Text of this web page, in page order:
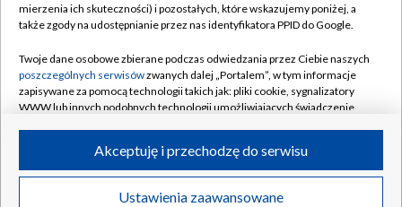
Naziemna Telewizja Cyfrowa
Rada Programowa
System NOS
Informacje o nadawcy
Program dla prasy
Pomoc
Kontakt
Kanały
©2026 Telewizja Polska S.A. w likwidacji
mierzenia ich skuteczności) i pozostałych, które wskazujemy poniżej, a
także zgody na udostępnianie przez nas identyfikatora PPID do Google.
Twoje dane osobowe zbierane podczas odwiedzania przez Ciebie naszych
poszczególnych serwisówzwanych dalej „Portalem”, w tym informacje
zapisywane za pomocą technologii takich jak: pliki cookie, sygnalizatory
WWW lub innych podobnych technologii umożliwiających świadczenie
ruchu w Internecie.
Twoje dane osobowe zbierane podczas odwiedzania przez Ciebie
Ustawienia zaawansowane
Akceptuję i przechodzę do serwisu